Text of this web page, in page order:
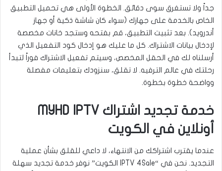
جداً ولا تستغرق سوى دقائق. الخطوة الأولى هي تحميل التطبيق
الخاص بالخدمة على جهازك (سواء كان شاشة ذكية أو جهاز
أندرويد). بعد تثبيت التطبيق، قم بفتحه وستجد خانات مخصصة
لإدخال بيانات الاشتراك. كل ما عليك هو إدخال كود التفعيل الذي
أرسلناه لك في الحقل المخصص، وسيتم تفعيل الاشتراك فوراً لتبدأ
رحلتك في عالم الترفيه. لا تقلق، سنزودك بتعليمات مفصلة
وواضحة خطوة بخطوة.
خدمة تجديد اشتراك MYHD IPTV
أونلاين في الكويت
عندما يقترب اشتراكك من الانتهاء، لا داعي للقلق بشأن عملية
التجديد. نحن في “IPTV 4Sale الكويت” نوفر خدمة تجديد سهلة